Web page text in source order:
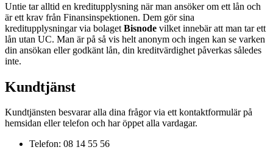
Untie tar alltid en kreditupplysning när man ansöker om ett lån och
är ett krav från Finansinspektionen. Dem gör sina
kreditupplysningar via bolaget Bisnode vilket innebär att man tar ett
lån utan UC. Man är på så vis helt anonym och ingen kan se varken
din ansökan eller godkänt lån, din kreditvärdighet påverkas således
inte.
Kundtjänst
Kundtjänsten besvarar alla dina frågor via ett kontaktformulär på
hemsidan eller telefon och har öppet alla vardagar.
Telefon: 08 14 55 56